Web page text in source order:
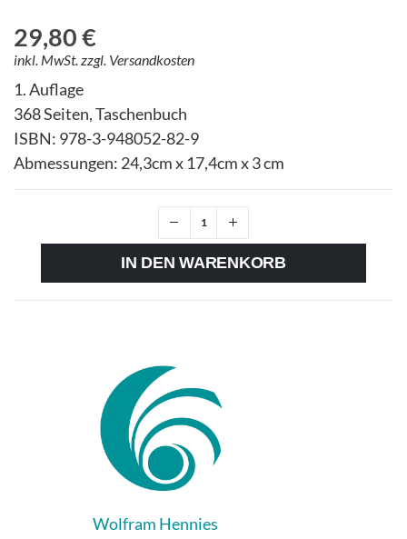
29,80€
inkl. MwSt.zzgl. Versandkosten
1. Auflage
368 Seiten, Taschenbuch
ISBN: 978-3-948052-82-9
Abmessungen: 24,3cm x 17,4cm x 3 cm
IN DEN WARENKORB
Wolfram Hennies